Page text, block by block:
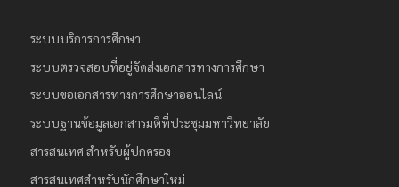
ระบบบริการการศึกษา
ระบบตรวจสอบที่อยู่จัดส่งเอกสารทางการศึกษา
ระบบขอเอกสารทางการศึกษาออนไลน์
ระบบฐานข้อมูลเอกสารมติที่ประชุมมหาวิทยาลัย
สารสนเทศ สำหรับผู้ปกครอง
สารสนเทศสำหรับนักศึกษาใหม่